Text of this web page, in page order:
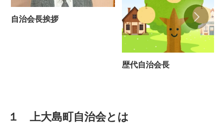
自治会長挨拶
歴代自治会長
１ 上大島町自治会とは